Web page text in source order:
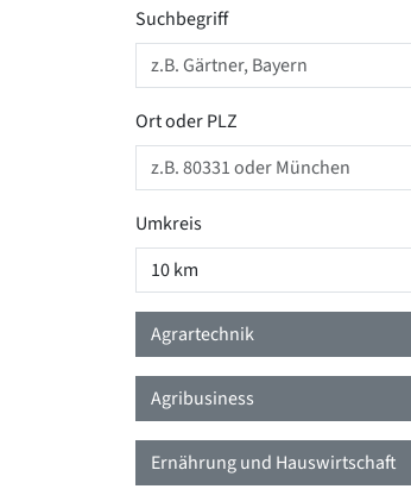
Suchbegriff
Ort oder PLZ
Umkreis
Agrartechnik
Agribusiness
Ernährung und Hauswirtschaft